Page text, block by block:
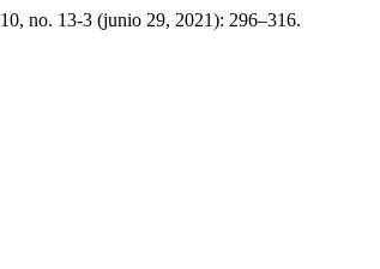
10, no. 13-3 (junio 29, 2021): 296–316.